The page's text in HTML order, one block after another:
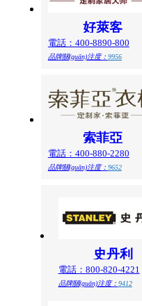
好萊客
電話：400-8890-800
品牌關(guān)注度： 9956
索菲亞
電話：400-880-2280
品牌關(guān)注度： 9652
史丹利
電話：800-820-4221
品牌關(guān)注度： 9412